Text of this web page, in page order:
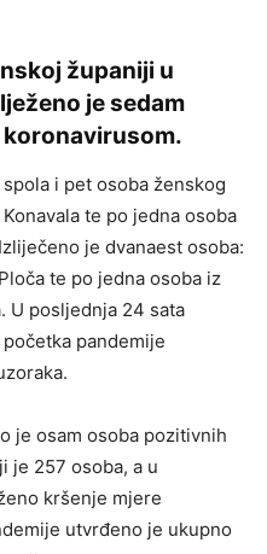
županiji u
je sedam
i pet osoba ženskog
te po jedna osoba
je dvanaest osoba:
te po jedna osoba iz
U posljednja 24 sata
pandemije
je osam osoba pozitivnih
je 257 osoba, a u
kršenje mjere
utvrđeno je ukupno